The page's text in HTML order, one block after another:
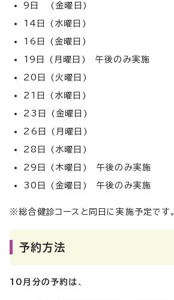
9日 (金曜日)
14日 (水曜日)
16日 (金曜日)
19日 (月曜日) 午後のみ実施
20日 (火曜日)
21日 (水曜日)
23日 (金曜日)
26日 (月曜日)
28日 (水曜日)
29日 (木曜日) 午後のみ実施
30日 (金曜日) 午後のみ実施
※総合健診コースと同日に実施予定です。
予約方法
10月分の予約は 、